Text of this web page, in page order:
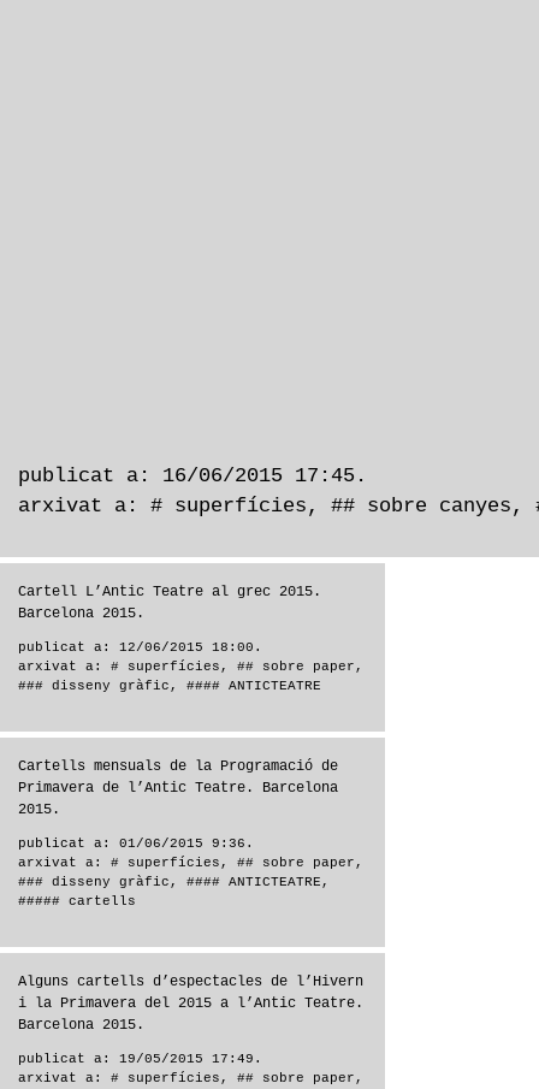
publicat a: 16/06/2015 17:45.
arxivat a: # superfícies , ## sobre canyes ,
Cartell L’Antic Teatre al grec 2015.
Barcelona 2015.
publicat a: 12/06/2015 18:00.
arxivat a: # superfícies , ## sobre paper ,
### disseny gràfic , #### ANTICTEATRE
Cartells mensuals de la Programació de
Primavera de l’Antic Teatre. Barcelona
2015.
publicat a: 01/06/2015 9:36.
arxivat a: # superfícies , ## sobre paper ,
### disseny gràfic , #### ANTICTEATRE ,
##### cartells
Alguns cartells d’espectacles de l’Hivern
i la Primavera del 2015 a l’Antic Teatre.
Barcelona 2015.
publicat a: 19/05/2015 17:49.
arxivat a: # superfícies , ## sobre paper ,